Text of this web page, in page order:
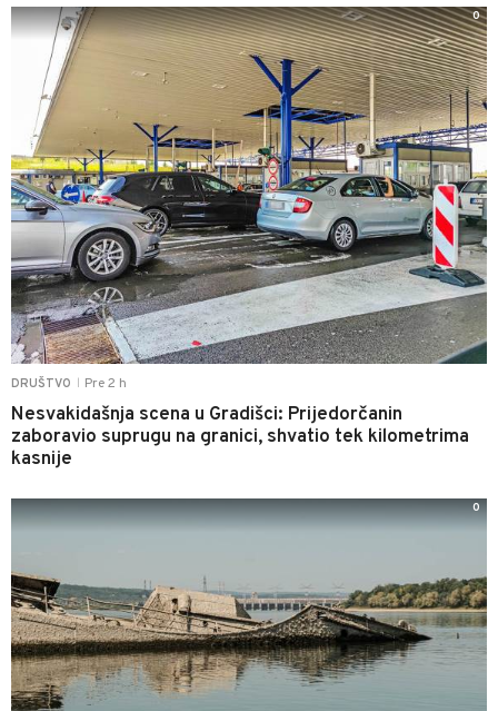
DRUŠTVO Pre 2 h
Nesvakidašnja scena u Gradišci: Prijedorčanin
zaboravio suprugu na granici, shvatio tek kilometrima
kasnije
0
0